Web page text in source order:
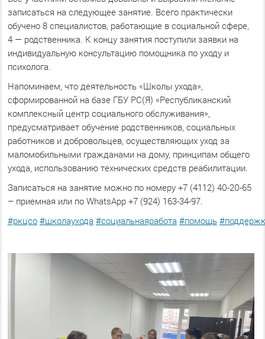
записаться на следующее занятие. Всего практически
обучено 8 специалистов, работающие в социальной сфере,
4 — родственника. К концу занятия поступили заявки на
индивидуальную консультацию помощника по уходу и
психолога.
Напоминаем, что деятельность «Школы ухода»,
сформированной на базе ГБУ РС(Я) «Республиканский
комплексный центр социального обслуживания»,
предусматривает обучение родственников, социальных
работников и добровольцев, осуществляющих уход за
маломобильными гражданами на дому, принципам общего
ухода, использованию технических средств реабилитации.
Записаться на занятие можно по номеру +7 (4112) 40-20-65
– приемная или по WhatsApp +7 (924) 163-34-97.
#ркцсо #школаухода #социальнаяработа #помощь